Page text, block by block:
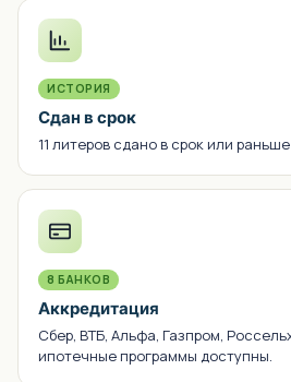
ИСТОРИЯ
Сдан в срок
11 литеров сдано в срок или
8 БАНКОВ
Аккредитация
Сбер, ВТБ, Альфа, Газпром,
ипотечные программы доступны.